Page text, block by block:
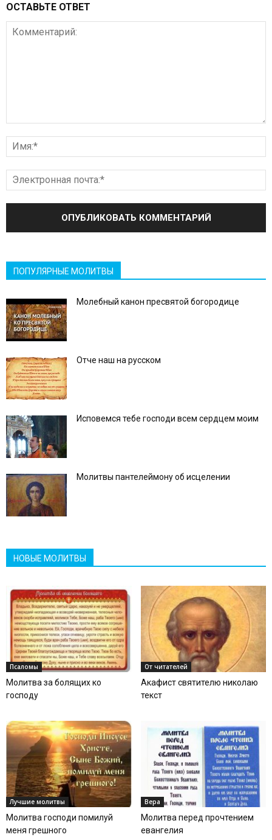
ОСТАВЬТЕ ОТВЕТ
ПОПУЛЯРНЫЕ МОЛИТВЫ
Молебный канон пресвятой богородице
Отче наш на русском
Исповемся тебе господи всем сердцем моим
Молитвы пантелеймону об исцелении
НОВЫЕ МОЛИТВЫ
Псаломы
Молитва за болящих ко
господу
От читателей
Акафист святителю николаю
текст
Лучшие молитвы
Молитва господи помилуй
меня грешного
Вера
Молитва перед прочтением
евангелия